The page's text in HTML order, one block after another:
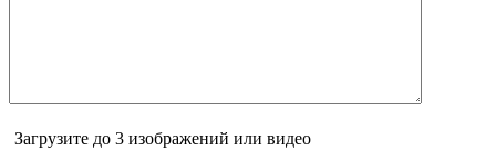
Загрузите до 3 изображений или видео